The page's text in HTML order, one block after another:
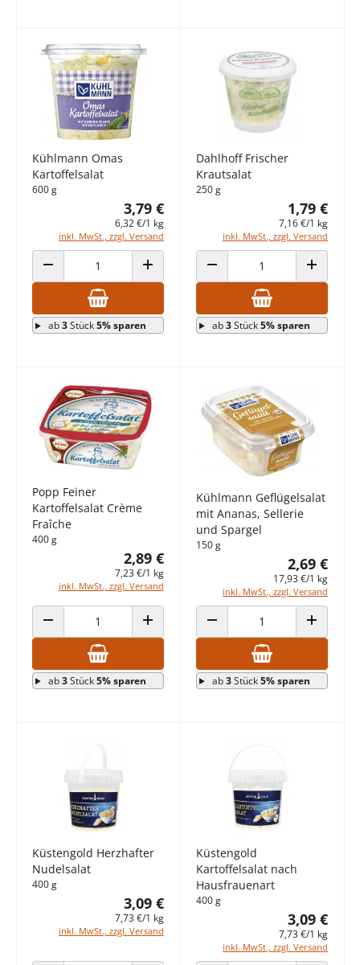
Kühlmann Omas
Kartoffelsalat
600 g
3,79 €
6,32 €/1 kg
inkl. MwSt., zzgl. Versand
ANZAHL VERRINGERN ANZAHL ERHÖHEN
ab3Stück5% sparen
Dahlhoff Frischer
Krautsalat
250 g
1,79 €
7,16 €/1 kg
inkl. MwSt., zzgl. Versand
ANZAHL VERRINGERN ANZAHL
ab3Stück5% sparen
Popp Feiner
Kartoffelsalat Crème
Fraîche
400 g
2,89 €
7,23 €/1 kg
inkl. MwSt., zzgl. Versand
ANZAHL VERRINGERN ANZAHL ERHÖHEN
ab3Stück5% sparen
Kühlmann Geflügelsalat
mit Ananas, Sellerie
und Spargel
150 g
2,69 €
17,93 €/1 kg
inkl. MwSt., zzgl. Versand
ANZAHL VERRINGERN ANZAHL
ab3Stück5% sparen
Küstengold Herzhafter
Nudelsalat
400 g
3,09 €
7,73 €/1 kg
inkl. MwSt., zzgl. Versand
Küstengold
Kartoffelsalat nach
Hausfrauenart
400 g
3,09 €
7,73 €/1 kg
inkl. MwSt., zzgl. Versand